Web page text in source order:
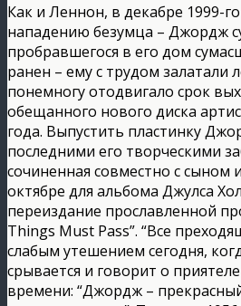
Как и Леннон, в декабре 1999-
нападению безумца – Джордж
пробравшегося в его дом
ранен – ему с трудом залатали
понемногу отодвигало срок
обещанного нового диска
года. Выпустить пластинку
последними его творческими
сочиненная совместно с сыном
октябре для альбома Джулса
переиздание прославленной
Things Must Pass”. “Все
слабым утешением сегодня,
срывается и говорит о
времени: “Джордж –